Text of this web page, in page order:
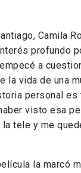
Camila
profundo
a
la vida de una
personal es
visto esa
tele y me
la marcó